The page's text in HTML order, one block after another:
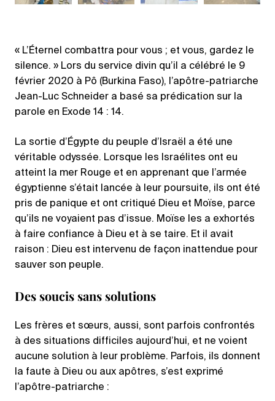
« L’Éternel combattra pour vous ; et vous, gardez le
silence. » Lors du service divin qu’il a célébré le 9
février 2020 à Pô (Burkina Faso), l’apôtre-patriarche
Jean-Luc Schneider a basé sa prédication sur la
parole en Exode 14 : 14.
La sortie d’Égypte du peuple d’Israël a été une
véritable odyssée. Lorsque les Israélites ont eu
atteint la mer Rouge et en apprenant que l’armée
égyptienne s’était lancée à leur poursuite, ils ont été
pris de panique et ont critiqué Dieu et Moïse, parce
qu’ils ne voyaient pas d’issue. Moïse les a exhortés
à faire confiance à Dieu et à se taire. Et il avait
raison : Dieu est intervenu de façon inattendue pour
sauver son peuple.
Des soucis sans solutions
Les frères et sœurs, aussi, sont parfois confrontés
à des situations difficiles aujourd’hui, et ne voient
aucune solution à leur problème. Parfois, ils donnent
la faute à Dieu ou aux apôtres, s’est exprimé
l’apôtre-patriarche :